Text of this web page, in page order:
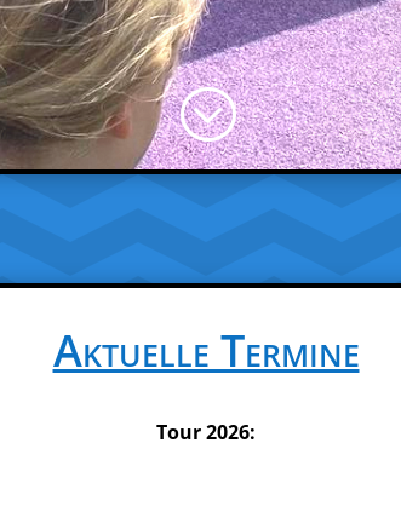
;
Aktuelle Termine
Tour 2026: